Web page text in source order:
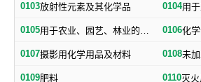
0103放射性元素及其化学品 0104
0105 用于农业、园艺、林业的化学品、化学制剂 0106化
0107摄影用化学用品及材料 0108
0109肥料 0110灭